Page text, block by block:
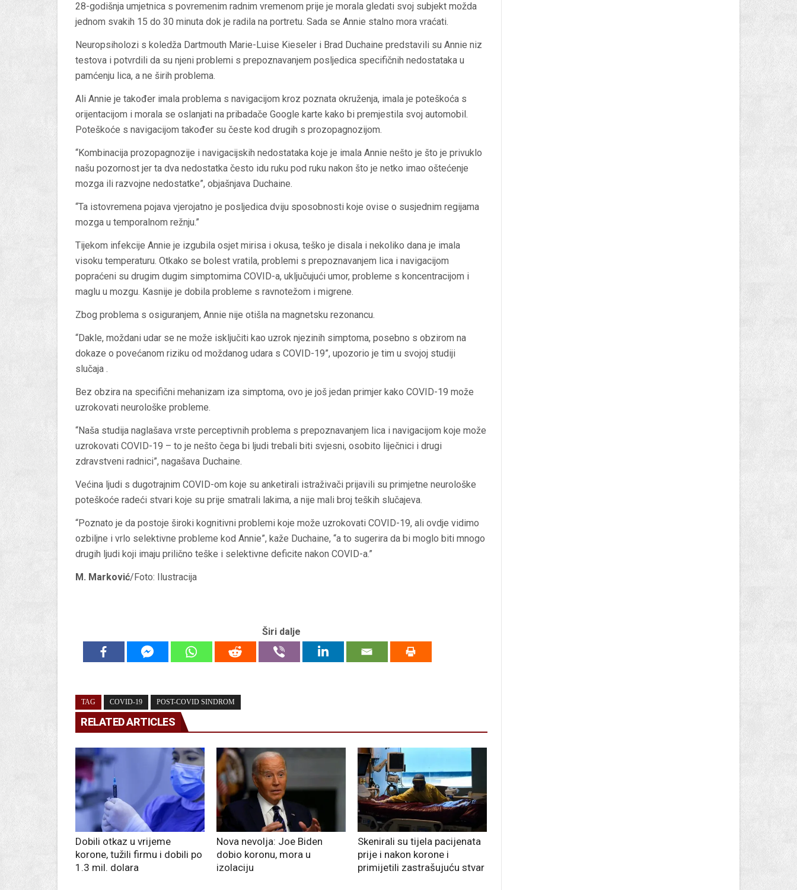
28-godišnja umjetnica s povremenim radnim vremenom prije je morala gledati svoj subjekt možda
jednom svakih 15 do 30 minuta dok je radila na portretu. Sada se Annie stalno mora vraćati.
Neuropsiholozi s koledža Dartmouth Marie-Luise Kieseler i Brad Duchaine predstavili su Annie niz
testova i potvrdili da su njeni problemi s prepoznavanjem posljedica specifičnih nedostataka u
pamćenju lica, a ne širih problema.
Ali Annie je također imala problema s navigacijom kroz poznata okruženja, imala je poteškoća s
orijentacijom i morala se oslanjati na pribadače Google karte kako bi premjestila svoj automobil.
Poteškoće s navigacijom također su česte kod drugih s prozopagnozijom.
“Kombinacija prozopagnozije i navigacijskih nedostataka koje je imala Annie nešto je što je privuklo
našu pozornost jer ta dva nedostatka često idu ruku pod ruku nakon što je netko imao oštećenje
mozga ili razvojne nedostatke”, objašnjava Duchaine.
“Ta istovremena pojava vjerojatno je posljedica dviju sposobnosti koje ovise o susjednim regijama
mozga u temporalnom režnju.”
Tijekom infekcije Annie je izgubila osjet mirisa i okusa, teško je disala i nekoliko dana je imala
visoku temperaturu. Otkako se bolest vratila, problemi s prepoznavanjem lica i navigacijom
popraćeni su drugim dugim simptomima COVID-a, uključujući umor, probleme s koncentracijom i
maglu u mozgu. Kasnije je dobila probleme s ravnotežom i migrene.
Zbog problema s osiguranjem, Annie nije otišla na magnetsku rezonancu.
“Dakle, moždani udar se ne može isključiti kao uzrok njezinih simptoma, posebno s obzirom na
dokaze o povećanom riziku od moždanog udara s COVID-19”, upozorio je tim u svojoj studiji
slučaja .
Bez obzira na specifični mehanizam iza simptoma, ovo je još jedan primjer kako COVID-19 može
uzrokovati neurološke probleme.
“Naša studija naglašava vrste perceptivnih problema s prepoznavanjem lica i navigacijom koje može
uzrokovati COVID-19 – to je nešto čega bi ljudi trebali biti svjesni, osobito liječnici i drugi
zdravstveni radnici”, nagašava Duchaine.
Većina ljudi s dugotrajnim COVID-om koje su anketirali istraživači prijavili su primjetne neurološke
poteškoće radeći stvari koje su prije smatrali lakima, a nije mali broj teških slučajeva.
“Poznato je da postoje široki kognitivni problemi koje može uzrokovati COVID-19, ali ovdje vidimo
ozbiljne i vrlo selektivne probleme kod Annie”, kaže Duchaine, “a to sugerira da bi moglo biti mnogo
drugih ljudi koji imaju prilično teške i selektivne deficite nakon COVID-a.”
M. Marković/Foto: Ilustracija
Širi dalje
TAG COVID-19 POST-COVID SINDROM
RELATED ARTICLES
Dobili otkaz u vrijeme
korone, tužili firmu i dobili po
1.3 mil. dolara
Nova nevolja: Joe Biden
dobio koronu, mora u
izolaciju
Skenirali su tijela pacijenata
prije i nakon korone i
primijetili zastrašujuću stvar